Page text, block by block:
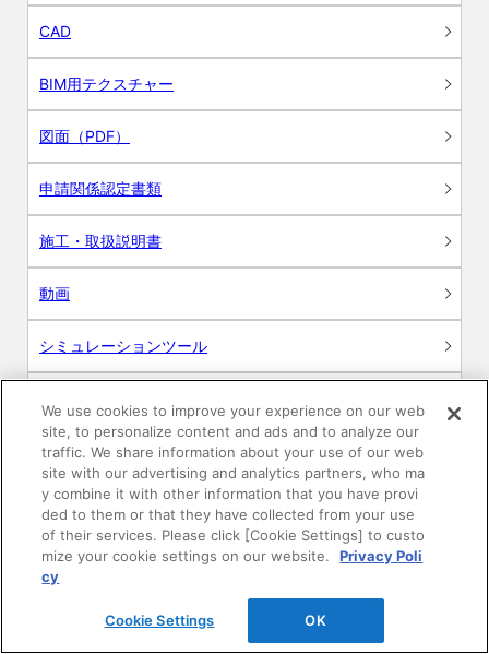
CAD
BIM用テクスチャー
図面（PDF）
申請関係認定書類
施工・取扱説明書
動画
シミュレーションツール
簡易設計見積ソフト
R&Dセンター環境測定・分析サービス
商品マスター申し込み
We use cookies to improve your experience on our web
site, to personalize content and ads and to analyze our
traffic. We share information about your use of our web
site with our advertising and analytics partners, who ma
y combine it with other information that you have provi
ded to them or that they have collected from your use
of their services. Please click [Cookie Settings] to custo
mize your cookie settings on our website.
Privacy Poli
cy
Cookie Settings OK